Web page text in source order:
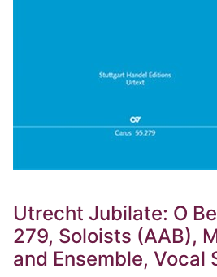
Utrecht Jubilate: O
279, Soloists (AAB),
and Ensemble, Vocal